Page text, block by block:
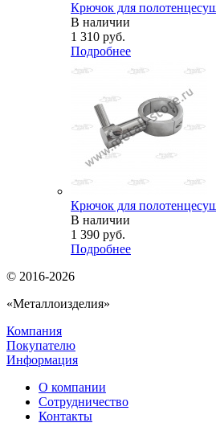
Крючок для
В наличии
1 310 руб.
Подробнее
Крючок для
В наличии
1 390 руб.
Подробнее
© 2016-2026
«Металлоизделия»
Компания
Покупателю
Информация
О компании
Сотрудничество
Контакты